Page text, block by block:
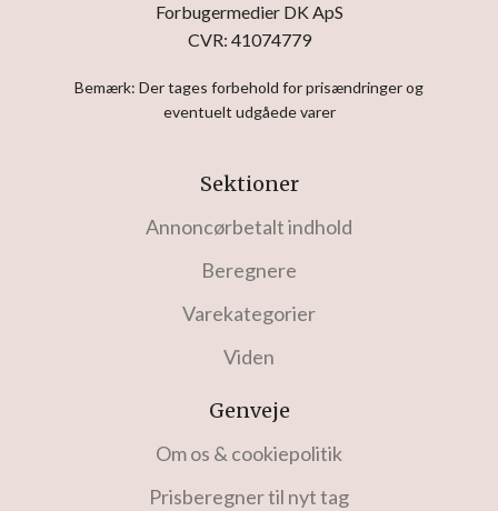
Forbugermedier DK ApS
CVR: 41074779
Bemærk: Der tages forbehold for prisændringer og
eventuelt udgåede varer
Sektioner
Annoncørbetalt indhold
Beregnere
Varekategorier
Viden
Genveje
Om os & cookiepolitik
Prisberegner til nyt tag